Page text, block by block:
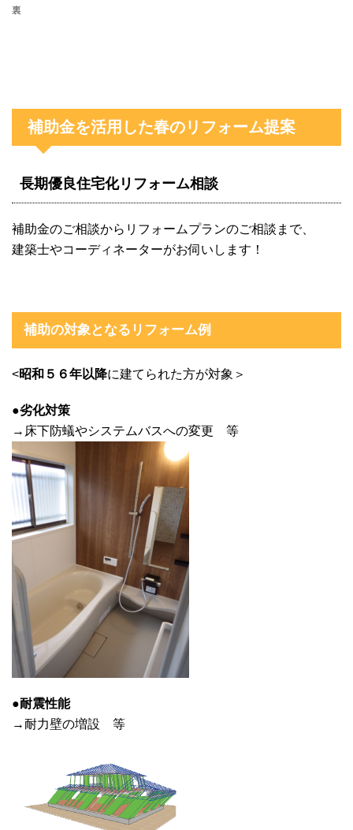
裏
補助金を活用した春のリフォーム提案
長期優良住宅化リフォーム相談
補助金のご相談からリフォームプランのご相談まで、
建築士やコーディネーターがお伺いします！
補助の対象となるリフォーム例
<昭和５６年以降に建てられた方が対象＞
●劣化対策
→床下防蟻やシステムバスへの変更 等
●耐震性能
→耐力壁の増設 等